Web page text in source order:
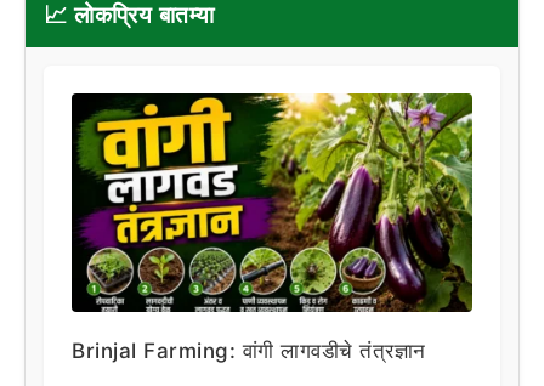
📈 लोकप्रिय बातम्या
Brinjal Farming: वांगी लागवडीचे तंत्रज्ञान